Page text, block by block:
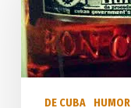
DE CUBA HUMOR